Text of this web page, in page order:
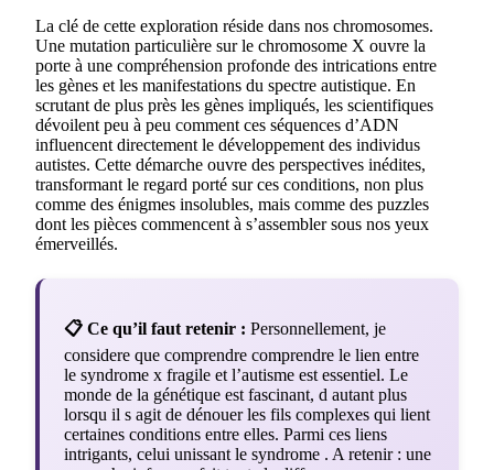
La clé de cette exploration réside dans nos chromosomes.
Une mutation particulière sur le chromosome X ouvre la
porte à une compréhension profonde des intrications entre
les gènes et les manifestations du spectre autistique. En
scrutant de plus près les gènes impliqués, les scientifiques
dévoilent peu à peu comment ces séquences d’ADN
influencent directement le développement des individus
autistes. Cette démarche ouvre des perspectives inédites,
transformant le regard porté sur ces conditions, non plus
comme des énigmes insolubles, mais comme des puzzles
dont les pièces commencent à s’assembler sous nos yeux
émerveillés.
📋 Ce qu’il faut retenir : Personnellement, je
considere que comprendre comprendre le lien entre
le syndrome x fragile et l’autisme est essentiel. Le
monde de la génétique est fascinant, d autant plus
lorsqu il s agit de dénouer les fils complexes qui lient
certaines conditions entre elles. Parmi ces liens
intrigants, celui unissant le syndrome . A retenir : une